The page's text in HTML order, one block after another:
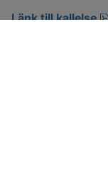
Länk till kallelse